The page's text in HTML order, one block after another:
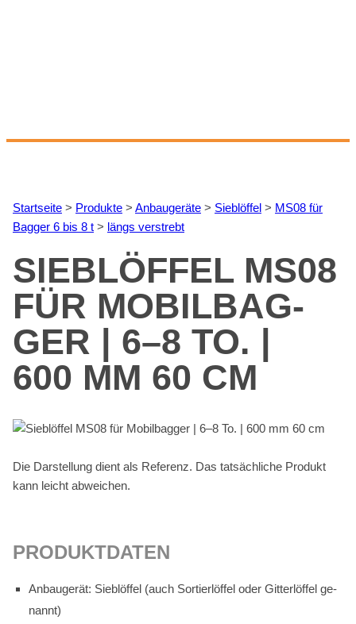
Start­sei­te > Pro­duk­te > An­bau­ge­rä­te > Sieb­löf­fel > MS08 für
Bag­ger 6 bis 8 t > längs ver­strebt
SIEB­LÖF­FEL MS08
FÜR MO­BIL­BAG­
GER | 6–8 TO. |
600 MM 60 CM
Die Dar­stel­lung dient als Re­fe­renz. Das tat­säch­li­che Pro­dukt
kann leicht ab­wei­chen.
PRO­DUKT­DA­TEN
An­bau­ge­rät: Sieb­löf­fel (auch Sor­tier­löf­fel oder Git­ter­löf­fel ge­
nannt)